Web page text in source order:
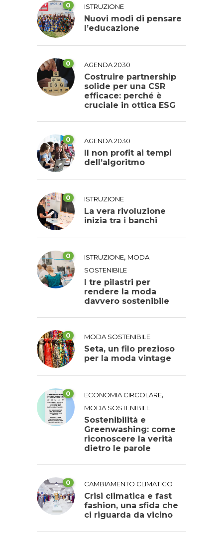
0 ISTRUZIONE
Nuovi modi di pensare
l’educazione
0 AGENDA 2030
Costruire partnership
solide per una CSR
efficace: perché è
cruciale in ottica ESG
0 AGENDA 2030
Il non profit ai tempi
dell’algoritmo
0 ISTRUZIONE
La vera rivoluzione
inizia tra i banchi
0 ISTRUZIONE, MODA
SOSTENIBILE
I tre pilastri per
rendere la moda
davvero sostenibile
0 MODA SOSTENIBILE
Seta, un filo prezioso
per la moda vintage
0 ECONOMIA CIRCOLARE,
MODA SOSTENIBILE
Sostenibilità e
Greenwashing: come
riconoscere la verità
dietro le parole
0 CAMBIAMENTO CLIMATICO
Crisi climatica e fast
fashion, una sfida che
ci riguarda da vicino